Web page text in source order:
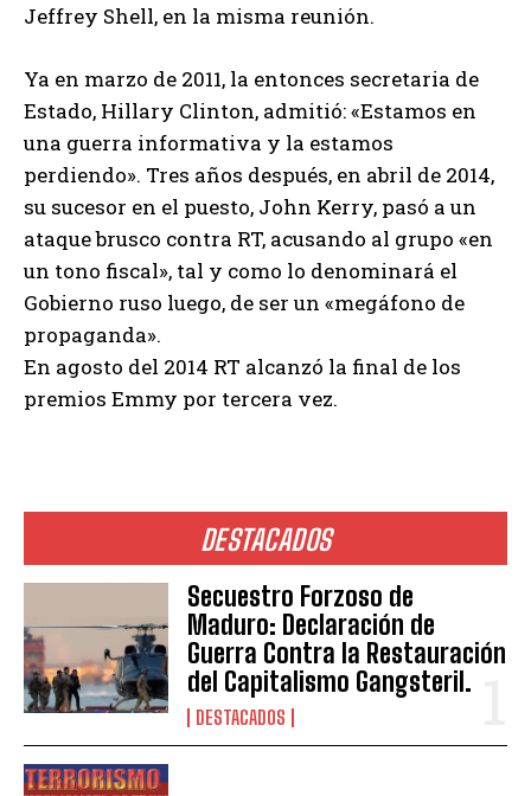
DESTACADOS
Secuestro Forzoso de
Maduro: Declaración de
Guerra Contra la Restauración
del Capitalismo Gangsteril.
DESTACADOS
Jeffrey Shell, en la misma reunión.
Ya en marzo de 2011, la entonces secretaria de
Estado, Hillary Clinton, admitió: «Estamos en
una guerra informativa y la estamos
perdiendo». Tres años después, en abril de 2014,
su sucesor en el puesto, John Kerry, pasó a un
ataque brusco contra RT, acusando al grupo «en
un tono fiscal», tal y como lo denominará el
Gobierno ruso luego, de ser un «megáfono de
propaganda».
En agosto del 2014 RT alcanzó la final de los
premios Emmy por tercera vez.